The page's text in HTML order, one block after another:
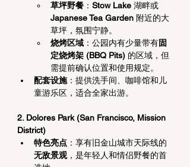
草坪野餐 ： Stow Lake 湖畔或
Japanese Tea Garden 附近的大
草坪，氛围宁静。
烧烤区域 ：公园内有少量带有固
定烧烤架 (BBQ Pits) 的区域，但
需提前确认位置和使用规定。
配套设施：提供洗手间、咖啡馆和儿
童游乐区，适合全家出游。
2. Dolores Park (San Francisco, Mission
District)
特色亮点 ：享有旧金山城市天际线的
无敌景观，是年轻人和情侣野餐的首